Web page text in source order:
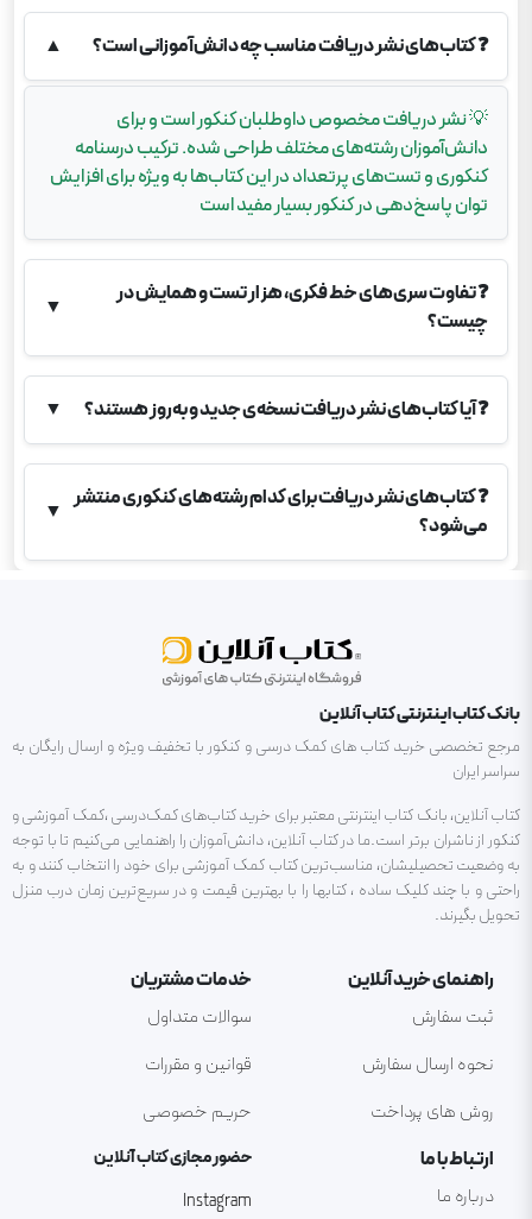
❓کتاب‌های نشر دریافت مناسب چه دانش‌آموزانی است؟ ▲
💡نشر دریافت مخصوص داوطلبان کنکور است و برای
دانش‌آموزان رشته‌های مختلف طراحی شده. ترکیب درسنامه
کنکوری و تست‌های پرتعداد در این کتاب‌ها به ویژه برای افزایش
توان پاسخ‌دهی در کنکور بسیار مفید است
❓تفاوت سری‌های خط فکری، هزار تست و همایش در
چیست؟
▼
❓آیا کتاب‌های نشر دریافت نسخه‌ی جدید و به‌روز هستند؟ ▼
❓کتاب‌های نشر دریافت برای کدام رشته‌های کنکوری منتشر
می‌شود؟
▼
بانک کتاب اینترنتی کتاب آنلاین
مرجع تخصصی خرید کتاب های کمک درسی و کنکور با تخفیف ویژه و ارسال رایگان به
سراسر ایران
کتاب آنلاین، بانک کتاب اینترنتی معتبر برای خرید کتاب‌های کمک‌درسی ،کمک آموزشی و
کنکور از ناشران برتر است.ما در کتاب آنلاین، دانش‌آموزان را راهنمایی می‌کنیم تا با توجه
به وضعیت تحصیلیشان، مناسب‌ترین کتاب کمک آموزشی برای خود را انتخاب کنند و به
راحتی و با چند کلیک ساده ، کتابها را با بهترین قیمت و در سریع‌ترین زمان درب منزل
تحویل بگیرند.
راهنمای خرید آنلاین
ثبت سفارش
نحوه ارسال سفارش
روش های پرداخت
خدمات مشتریان
سوالات متداول
قوانین و مقررات
حریم خصوصی
ارتباط با ما
درباره ما
حضور مجازی کتاب آنلاین
Instagram